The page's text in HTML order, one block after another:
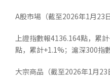
A股市場（截至2026年1月23日
上證指數報4136.164點，累
點，累計+1.1%；滬深300指
大宗商品（截至2026年1月23